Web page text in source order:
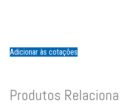
Adicionar às cotações
Produtos